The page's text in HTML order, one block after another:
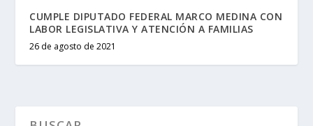
CUMPLE DIPUTADO FEDERAL MARCO MEDINA CON
LABOR LEGISLATIVA Y ATENCIÓN A FAMILIAS
26 de agosto de 2021